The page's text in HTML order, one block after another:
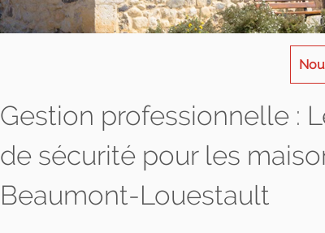
Gestion professionnelle :
de sécurité pour les
Beaumont-Louestault